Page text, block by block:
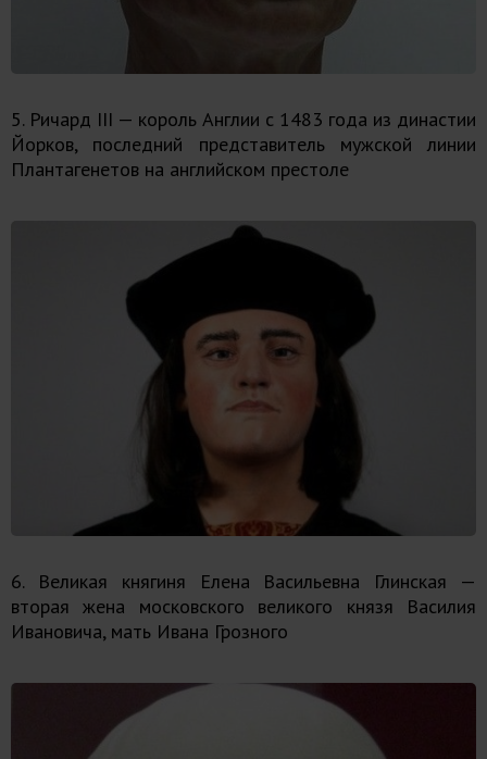
5. Ричард III — король Англии с 1483 года из династии
Йорков, последний представитель мужской линии
Плантагенетов на английском престоле
6. Великая княгиня Елена Васильевна Глинская —
вторая жена московского великого князя Василия
Ивановича, мать Ивана Грозного